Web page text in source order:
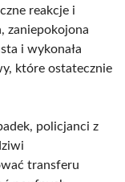
reakcje i
zaniepokojona
i wykonała
które ostatecznie
policjanci z
transferu